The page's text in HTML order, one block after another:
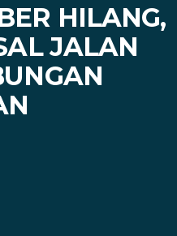
HILANG,
JALAN